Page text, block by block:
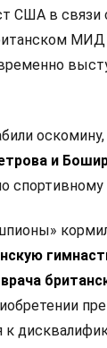
в связи
и
врача
к